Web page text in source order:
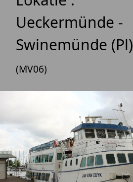
Ueckermünde -
Swinemünde (Pl)
(MV06)